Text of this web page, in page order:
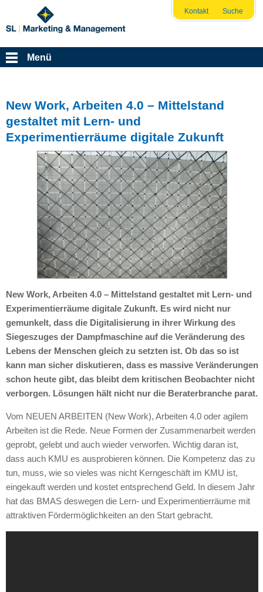
Kontakt Suche
Menü
New Work, Arbeiten 4.0 – Mittelstand
gestaltet mit Lern- und
Experimentierräume digitale Zukunft
New Work, Arbeiten 4.0 – Mittelstand gestaltet mit Lern- und
Experimentierräume digitale Zukunft. Es wird nicht nur
gemunkelt, dass die Digitalisierung in ihrer Wirkung des
Siegeszuges der Dampfmaschine auf die Veränderung des
Lebens der Menschen gleich zu setzten ist. Ob das so ist
kann man sicher diskutieren, dass es massive Veränderungen
schon heute gibt, das bleibt dem kritischen Beobachter nicht
verborgen. Lösungen hält nicht nur die Beraterbranche parat.
Vom NEUEN ARBEITEN (New Work), Arbeiten 4.0 oder agilem
Arbeiten ist die Rede. Neue Formen der Zusammenarbeit werden
geprobt, gelebt und auch wieder verworfen. Wichtig daran ist,
dass auch KMU es ausprobieren können. Die Kompetenz das zu
tun, muss, wie so vieles was nicht Kerngeschäft im KMU ist,
eingekauft werden und kostet entsprechend Geld. In diesem Jahr
hat das BMAS deswegen die Lern- und Experimentierräume mit
attraktiven Fördermöglichkeiten an den Start gebracht.